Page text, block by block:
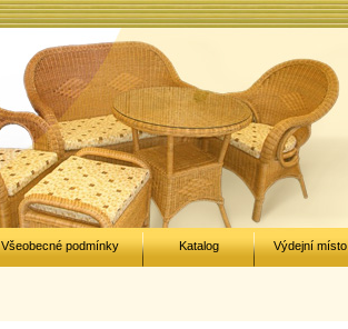
Všeobecné podmínky Katalog Výdejní místo